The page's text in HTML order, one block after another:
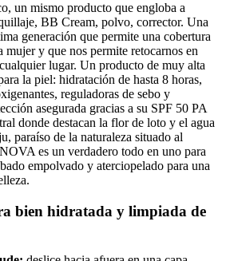
un mismo producto que engloba a
BB Cream, polvo, corrector. Una
generación que permite una cobertura
mujer y que nos permite retocarnos en
lugar. Un producto de muy alta
la piel: hidratación de hasta 8 horas,
reguladoras de sebo y
asegurada gracias a su SPF 50 PA
donde destacan la flor de loto y el agua
paraíso de la naturaleza situado al
es un verdadero todo en uno para
empolvado y aterciopelado para una
bien hidratada y limpiada de